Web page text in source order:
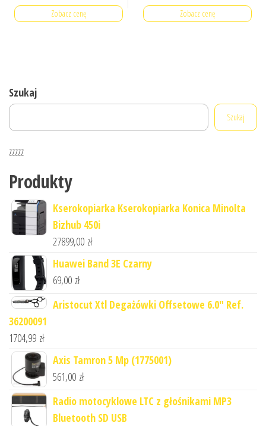
Zobacz cenę Zobacz cenę
Szukaj
Szukaj
zzzzz
Produkty
Kserokopiarka Kserokopiarka Konica Minolta
Bizhub 450i
27899,00 zł
Huawei Band 3E Czarny
69,00 zł
Aristocut Xtl Degażówki Offsetowe 6.0" Ref.
36200091
1704,99 zł
Axis Tamron 5 Mp (1775001)
561,00 zł
Radio motocyklowe LTC z głośnikami MP3
Bluetooth SD USB